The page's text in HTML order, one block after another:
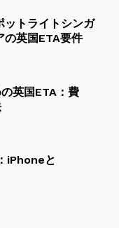
ットライトシンガ
の英国ETA要件
英国ETA：費
iPhoneと